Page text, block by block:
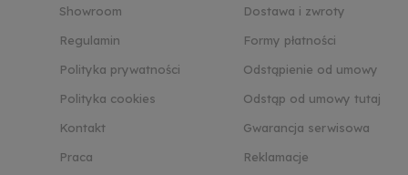
Showroom
Regulamin
Polityka prywatności
Polityka cookies
Kontakt
Praca
Dostawa i zwroty
Formy płatności
Odstąpienie od umowy
Odstąp od umowy tutaj
Gwarancja serwisowa
Reklamacje